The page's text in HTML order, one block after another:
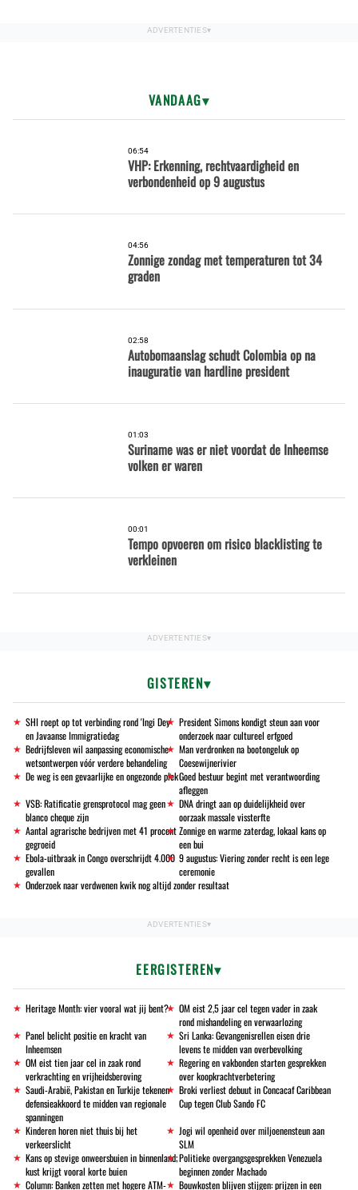
VANDAAG
06:54
VHP: Erkenning, rechtvaardigheid en
verbondenheid op 9 augustus
04:56
Zonnige zondag met temperaturen tot 34
graden
02:58
Autobomaanslag schudt Colombia op na
inauguratie van hardline president
01:03
Suriname was er niet voordat de Inheemse
volken er waren
00:01
Tempo opvoeren om risico blacklisting te
verkleinen
GISTEREN
SHI roept op tot verbinding rond 'Ingi Dey'
en Javaanse Immigratiedag
President Simons kondigt steun aan voor
onderzoek naar cultureel erfgoed
Bedrijfsleven wil aanpassing economische
wetsontwerpen vóór verdere behandeling
Man verdronken na bootongeluk op
Coesewijnerivier
De weg is een gevaarlijke en ongezonde plekGoed bestuur begint met verantwoording
afleggen
VSB: Ratificatie grensprotocol mag geen
blanco cheque zijn
DNA dringt aan op duidelijkheid over
oorzaak massale vissterfte
Aantal agrarische bedrijven met 41 procent
gegroeid
Zonnige en warme zaterdag, lokaal kans op
een bui
Ebola-uitbraak in Congo overschrijdt 4.000
gevallen
9 augustus: Viering zonder recht is een lege
ceremonie
Onderzoek naar verdwenen kwik nog altijd zonder resultaat
EERGISTEREN
Heritage Month: vier vooral wat jij bent?
OM eist 2,5 jaar cel tegen vader in zaak
rond mishandeling en verwaarlozing
Panel belicht positie en kracht van
Inheemsen
Sri Lanka: Gevangenisrellen eisen drie
levens te midden van overbevolking
OM eist tien jaar cel in zaak rond
verkrachting en vrijheidsberoving
Regering en vakbonden starten gesprekken
over koopkrachtverbetering
Saudi-Arabië, Pakistan en Turkije tekenen
defensieakkoord te midden van regionale
spanningen
Broki verliest debuut in Concacaf Caribbean
Cup tegen Club Sando FC
Kinderen horen niet thuis bij het
verkeerslicht
Jogi wil openheid over miljoenensteun aan
SLM
Kans op stevige onweersbuien in binnenland;
kust krijgt vooral korte buien
Politieke overgangsgesprekken Venezuela
beginnen zonder Machado
Column: Banken zetten met hogere ATM-
Bouwkosten blijven stijgen: prijzen in een